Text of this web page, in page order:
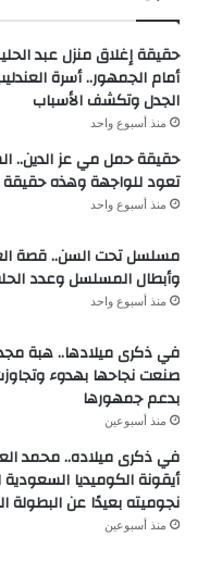
حقيقة إغلاق منزل عبد
أمام الجمهور.. أسرة
الجدل وتكشف الأسباب
منذ أسبوع واحد
حقيقة حمل مي عز الدين..
تعود للواجهة وهذه حقيقة
منذ أسبوع واحد
مسلسل تحت السن.. قصة
وأبطال المسلسل وعدد
منذ أسبوع واحد
في ذكرى ميلادها.. هبة
صنعت نجاحها بهدوء
بدعم جمهورها
منذ أسبوعين
في ذكرى ميلاده.. محمد
أيقونة الكوميديا
نجوميته بعيدًا عن البطولة
منذ أسبوعين